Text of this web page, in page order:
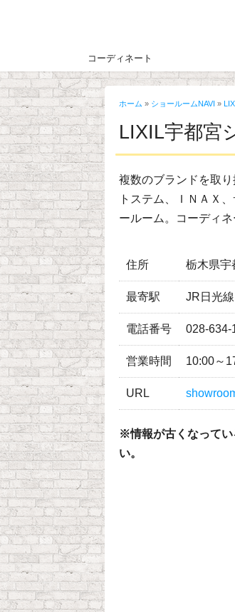
コーディネート
ホーム » ショールームNAVI »
LIXIL宇都宮
複数のブランドを取
トステム、ＩＮＡＸ
ールーム。コーディネ
住所 栃木県宇
最寄駅 JR日光
電話番号 028-634-
営業時間 10:00～
URL
※情報が古くなってい
い。